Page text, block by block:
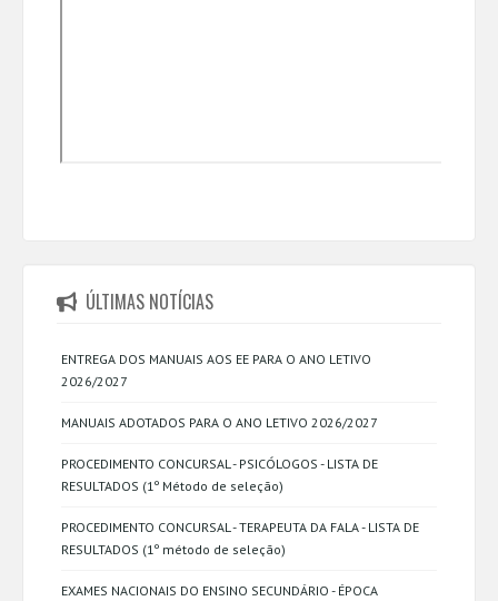
ÚLTIMAS NOTÍCIAS
ENTREGA DOS MANUAIS AOS EE PARA O ANO LETIVO
2026/2027
MANUAIS ADOTADOS PARA O ANO LETIVO 2026/2027
PROCEDIMENTO CONCURSAL - PSICÓLOGOS - LISTA DE
RESULTADOS (1º Método de seleção)
PROCEDIMENTO CONCURSAL - TERAPEUTA DA FALA - LISTA DE
RESULTADOS (1º método de seleção)
EXAMES NACIONAIS DO ENSINO SECUNDÁRIO - ÉPOCA